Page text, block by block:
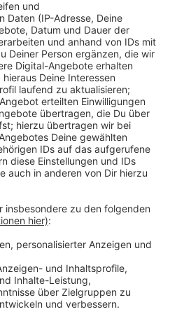
für die 3. Liga
wird die Fortuna noch
läuft aber schon
Denn der Verein muss
für die 3. Liga auf die
Verträge für die 3. Liga.
von Alexander Ende soll
aktuellen Kader
neue Team am Ende